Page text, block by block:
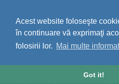
Acest website foloseşte
în continuare vă exprimaţi
folosirii lor. Mai multe
Got it!